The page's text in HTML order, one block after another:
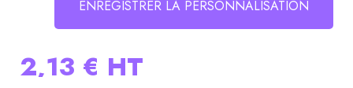
ENREGISTRER LA PERSONNALISATION
2,13 € HT